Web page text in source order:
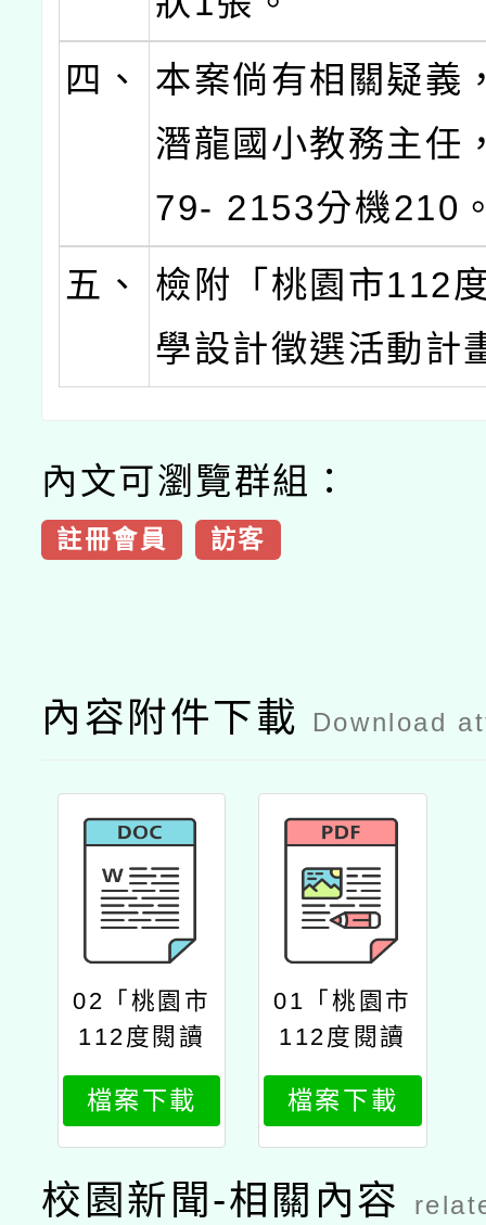
四、
本案倘有相關疑義
潛龍國小教務主任
79- 2153分機210
五、
檢附「桃園市112
學設計徵選活動計
內文可瀏覽群組：
註冊會員 訪客
內容附件下載 Download
02「桃園市
112度閱讀
教學設計徵
選活動」
檔案下載
01「桃園市
112度閱讀
教學設計徵
選活動」
檔案下載
校園新聞-相關內容